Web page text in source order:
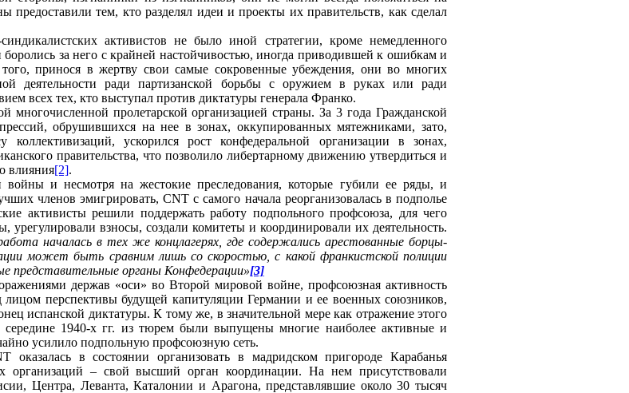
предоставили тем, кто разделял идеи и проекты их правительств, как сделал
активистов не было иной стратегии, кроме немедленного
за него с крайней настойчивостью, иногда приводившей к ошибкам и
того, принося в жертву свои самые сокровенные убеждения, они во многих
деятельности ради партизанской борьбы с оружием в руках или ради
всех тех, кто выступал против диктатуры генерала Франко.
пролетарской организацией страны. За 3 года Гражданской
обрушившихся на нее в зонах, оккупированных мятежниками, зато,
коллективизаций, ускорился рост конфедеральной организации в зонах,
правительства, что позволило либертарному движению утвердиться и
влияния[2].
войны и несмотря на жестокие преследования, которые губили ее ряды, и
членов эмигрировать, CNT с самого начала реорганизовалась в подполье
активисты решили поддержать работу подпольного профсоюза, для чего
урегулировали взносы, создали комитеты и координировали их деятельность.
началась в тех же концлагерях, где содержались арестованные борцы-
может быть сравним лишь со скоростью, с какой франкистской полиции
представительные органы Конфедерации»[3]
держав «оси» во Второй мировой войне, профсоюзная активность
лицом перспективы будущей капитуляции Германии и ее военных союзников,
испанской диктатуры. К тому же, в значительной мере как отражение этого
середине 1940-х гг. из тюрем были выпущены многие наиболее активные и
усилило подпольную профсоюзную сеть.
в состоянии организовать в мадридском пригороде Карабанья
организаций – свой высший орган координации. На нем присутствовали
Центра, Леванта, Каталонии и Арагона, представлявшие около 30 тысяч